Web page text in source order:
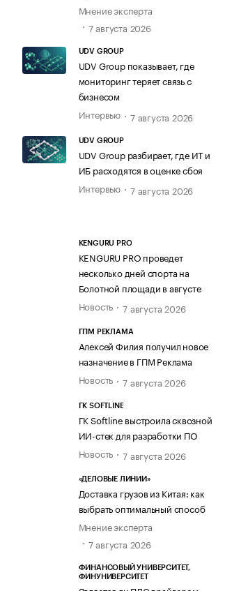
Мнение эксперта
7 августа 2026
UDV GROUP
UDV Group показывает, где
мониторинг теряет связь с
бизнесом
Интервью
7 августа 2026
UDV GROUP
UDV Group разбирает, где ИТ и
ИБ расходятся в оценке сбоя
Интервью
7 августа 2026
KENGURU PRO
KENGURU PRO проведет
несколько дней спорта на
Болотной площади в августе
Новость
7 августа 2026
ГПМ РЕКЛАМА
Алексей Филия получил новое
назначение в ГПМ Реклама
Новость
7 августа 2026
ГК SOFTLINE
ГК Softline выстроила сквозной
ИИ-стек для разработки ПО
Новость
7 августа 2026
«ДЕЛОВЫЕ ЛИНИИ»
Доставка грузов из Китая: как
выбрать оптимальный способ
Мнение эксперта
7 августа 2026
ФИНАНСОВЫЙ УНИВЕРСИТЕТ,
ФИНУНИВЕРСИТЕТ